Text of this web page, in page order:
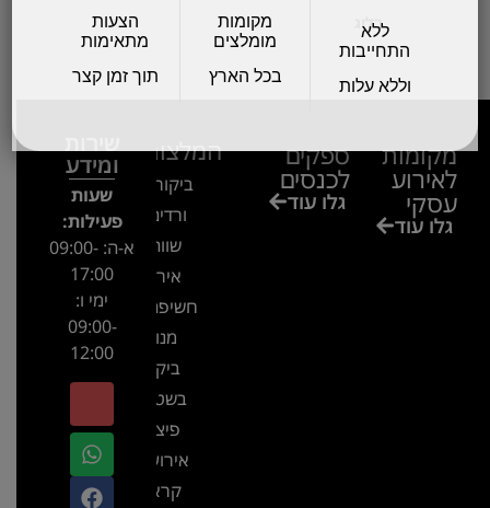
בלוג
מקומות
לאירוע
עסקי
גלו עוד
ספקים
לכנסים
גלו עוד
המלצות
ביקור בגן
ורדים –
שווה!!
אירוע
חשיפה- זיו
מנור
ביקור
בשטח-
פיצ'ר
אירועים
קראון
ומידע
שעות
פעילות:
א-ה: 09:00-
17:00
ימי ו:
09:00-
12:00
ללא
התחייבות
וללא עלות
מקומות
מומלצים
בכל הארץ
הצעות
מתאימות
תוך זמן קצר